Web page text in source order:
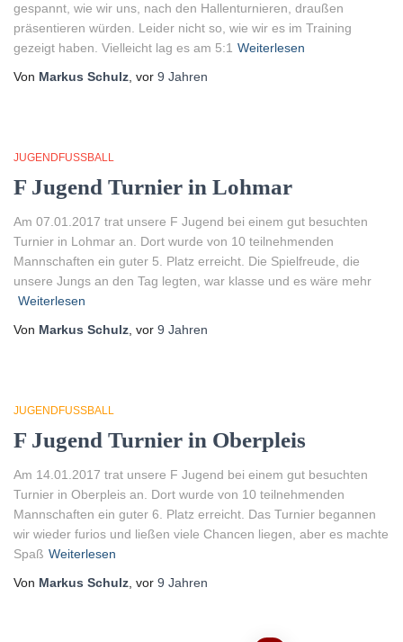
gespannt, wie wir uns, nach den Hallenturnieren, draußen
präsentieren würden. Leider nicht so, wie wir es im Training
gezeigt haben. Vielleicht lag es am 5:1 Weiterlesen
Von Markus Schulz , vor 9 Jahren
JUGENDFUSSBALL
F Jugend Turnier in Lohmar
Am 07.01.2017 trat unsere F Jugend bei einem gut besuchten
Turnier in Lohmar an. Dort wurde von 10 teilnehmenden
Mannschaften ein guter 5. Platz erreicht. Die Spielfreude, die
unsere Jungs an den Tag legten, war klasse und es wäre mehr
Weiterlesen
Von Markus Schulz , vor 9 Jahren
JUGENDFUSSBALL
F Jugend Turnier in Oberpleis
Am 14.01.2017 trat unsere F Jugend bei einem gut besuchten
Turnier in Oberpleis an. Dort wurde von 10 teilnehmenden
Mannschaften ein guter 6. Platz erreicht. Das Turnier begannen
wir wieder furios und ließen viele Chancen liegen, aber es machte
Spaß Weiterlesen
Von Markus Schulz , vor 9 Jahren